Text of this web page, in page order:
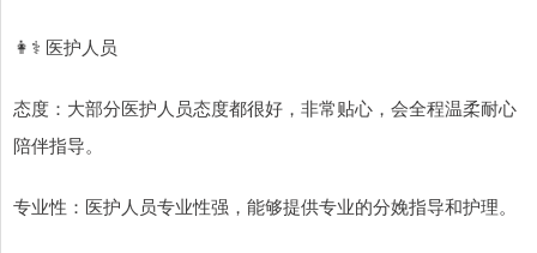
👩⚕️ 医护人员
态度：大部分医护人员态度都很好，非常贴心，会全程温柔耐心
陪伴指导。
专业性：医护人员专业性强，能够提供专业的分娩指导和护理。